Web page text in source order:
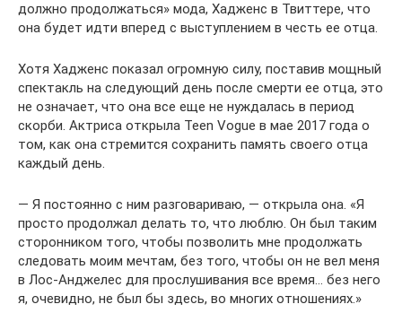
должно продолжаться» мода, Хадженс в Твиттере, что
она будет идти вперед с выступлением в честь ее отца.
Хотя Хадженс показал огромную силу, поставив мощный
спектакль на следующий день после смерти ее отца, это
не означает, что она все еще не нуждалась в период
скорби. Актриса открыла Teen Vogue в мае 2017 года о
том, как она стремится сохранить память своего отца
каждый день.
— Я постоянно с ним разговариваю, — открыла она. «Я
просто продолжал делать то, что люблю. Он был таким
сторонником того, чтобы позволить мне продолжать
следовать моим мечтам, без того, чтобы он не вел меня
в Лос-Анджелес для прослушивания все время… без него
я, очевидно, не был бы здесь, во многих отношениях.»